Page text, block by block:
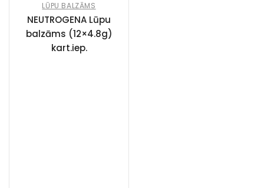
LŪPU BALZĀMS
NEUTROGENA Lūpu
balzāms (12×4.8g)
kart.iep.